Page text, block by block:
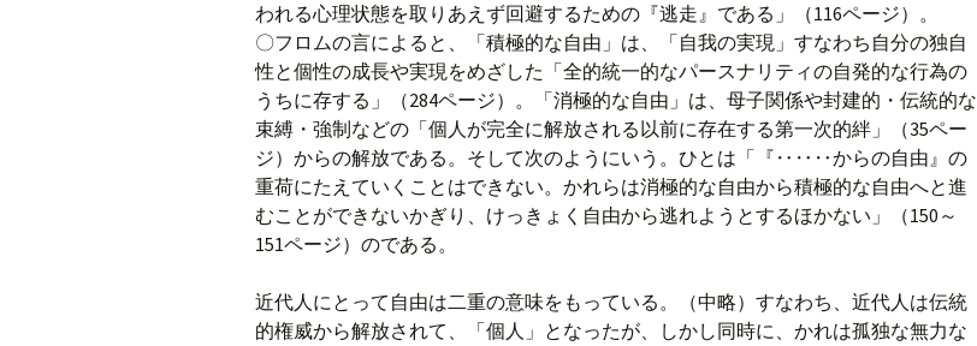
われる心理状態を取りあえず回避するための『逃走』である」（116ページ）。
〇フロムの言によると、「積極的な自由」は、「自我の実現」すなわち自分の独自
性と個性の成長や実現をめざした「全的統一的なパースナリティの自発的な行為の
うちに存する」（284ページ）。「消極的な自由」は、母子関係や封建的・伝統的な
束縛・強制などの「個人が完全に解放される以前に存在する第一次的絆」（35ペー
ジ）からの解放である。そして次のようにいう。ひとは「『‥‥‥からの自由』の
重荷にたえていくことはできない。かれらは消極的な自由から積極的な自由へと進
むことができないかぎり、けっきょく自由から逃れようとするほかない」（150～
151ページ）のである。
近代人にとって自由は二重の意味をもっている。（中略）すなわち、近代人は伝統
的権威から解放されて、「個人」となったが、しかし同時に、かれは孤独な無力な